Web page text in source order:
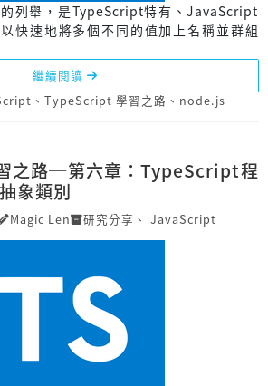
列舉，是TypeScript特有、JavaScript
快速地將多個不同的值加上名稱並群組
繼續閱讀
、 TypeScript 學習之路 、 node.js
之路─第六章：TypeScript程
象類別
Magic Len 研究分享 、 JavaScript